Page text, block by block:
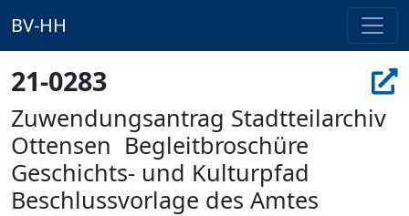
BV-HH
21-0283
Zuwendungsantrag Stadtteilarchiv
Ottensen  Begleitbroschüre
Geschichts- und Kulturpfad
Beschlussvorlage des Amtes